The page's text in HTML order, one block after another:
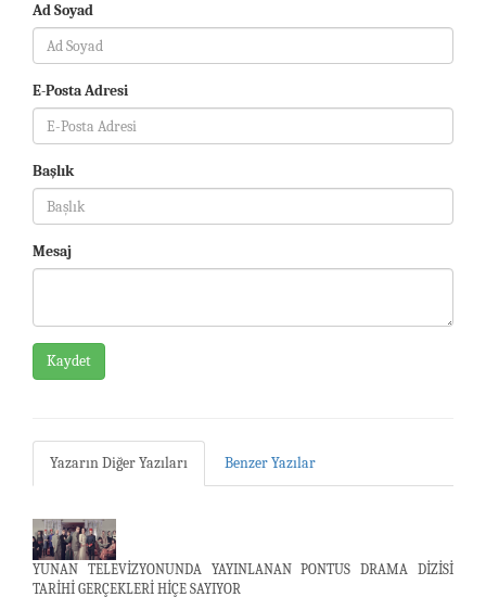
Ad Soyad
E-Posta Adresi
Başlık
Mesaj
Kaydet
Yazarın Diğer Yazıları Benzer Yazılar
YUNAN TELEVİZYONUNDA YAYINLANAN PONTUS DRAMA DİZİSİ
TARİHİ GERÇEKLERİ HİÇE SAYIYOR